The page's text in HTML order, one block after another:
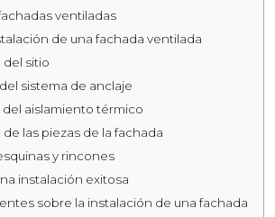
ventiladas
de una fachada ventilada
del sitio
sistema de anclaje
aislamiento térmico
las piezas de la fachada
y rincones
instalación exitosa
sobre la instalación de una fachada